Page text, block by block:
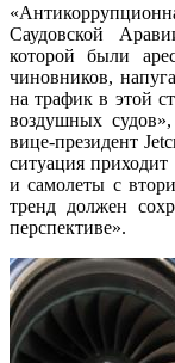
Саудовской
которой были
чиновников,
на трафик в этой
воздушных
вице-президент
ситуация
и самолеты с
тренд должен
перспективе».